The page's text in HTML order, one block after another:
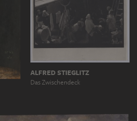
ALFRED STIEGLITZ
Das Zwischendeck